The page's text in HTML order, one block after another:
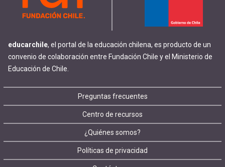
educarchile, el portal de la educación chilena, es producto de un
convenio de colaboración entre Fundación Chile y el Ministerio de
Educación de Chile.
Footer
menu
Preguntas frecuentes
Centro de recursos
¿Quiénes somos?
Políticas de privacidad